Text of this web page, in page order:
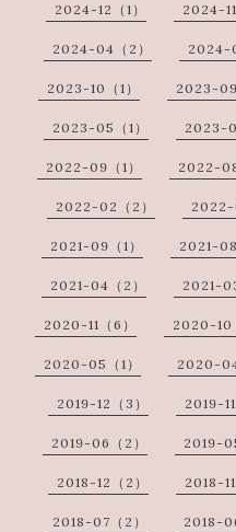
2024-12（1） 2024-11
2024-04（2） 2024-
2023-10（1） 2023-09
2023-05（1） 2023-
2022-09（1） 2022-08
2022-02（2） 2022-
2021-09（1） 2021-08
2021-04（2） 2021-
2020-11（6） 2020-10
2020-05（1） 2020-04
2019-12（3） 2019-11
2019-06（2） 2019-
2018-12（2） 2018-11
2018-07（2） 2018-